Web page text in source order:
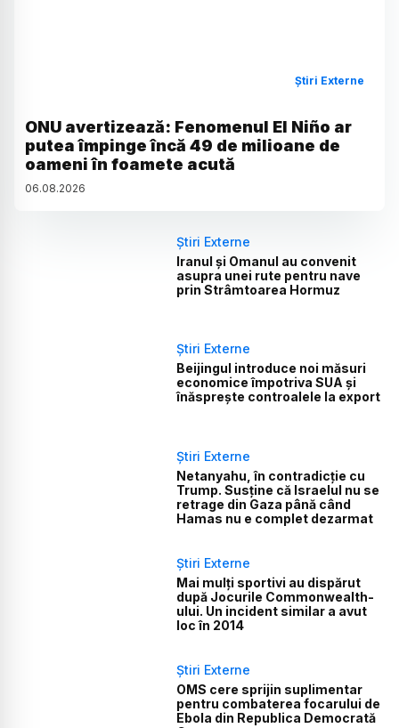
Știri Externe
ONU avertizează: Fenomenul El Niño ar
putea împinge încă 49 de milioane de
oameni în foamete acută
06.08.2026
Știri Externe
Iranul și Omanul au convenit
asupra unei rute pentru nave
prin Strâmtoarea Hormuz
Știri Externe
Beijingul introduce noi măsuri
economice împotriva SUA și
înăsprește controalele la export
Știri Externe
Netanyahu, în contradicție cu
Trump. Susține că Israelul nu se
retrage din Gaza până când
Hamas nu e complet dezarmat
Știri Externe
Mai mulți sportivi au dispărut
după Jocurile Commonwealth-
ului. Un incident similar a avut
loc în 2014
Știri Externe
OMS cere sprijin suplimentar
pentru combaterea focarului de
Ebola din Republica Democrată